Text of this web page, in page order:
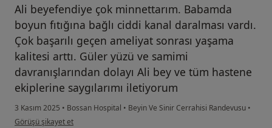
Ali beyefendiye çok minnettarım. Babamda
boyun fıtığına bağlı ciddi kanal daralması vardı.
Çok başarılı geçen ameliyat sonrası yaşama
kalitesi arttı. Güler yüzü ve samimi
davranışlarından dolayı Ali bey ve tüm hastene
ekiplerine saygılarımı iletiyorum
3 Kasım 2025 • Bossan Hospital • Beyin Ve Sinir Cerrahisi Randevusu •
kullanıcının görüşüne göre k ...u
Görüşü şikayet et